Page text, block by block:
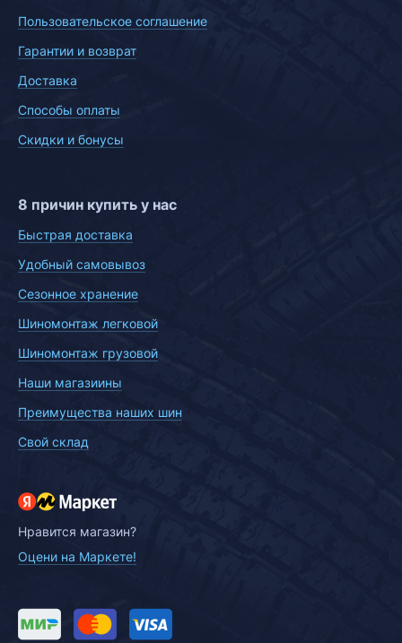
Пользовательское соглашение
Гарантии и возврат
Доставка
Способы оплаты
Скидки и бонусы
8 причин купить у нас
Быстрая доставка
Удобный самовывоз
Сезонное хранение
Шиномонтаж легковой
Шиномонтаж грузовой
Наши магазиины
Преимущества наших шин
Свой склад
Нравится магазин?
Оцени на Маркете!